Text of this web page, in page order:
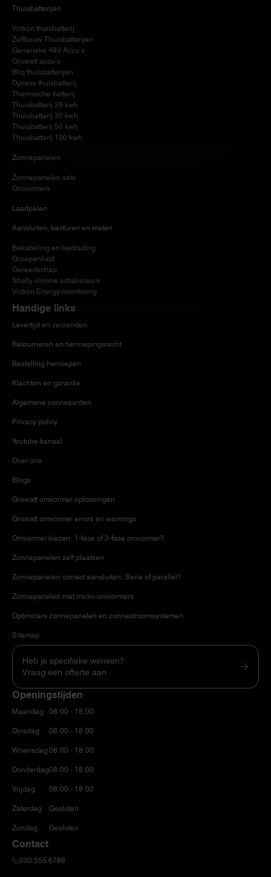
Thuisbatterijen
Victron thuisbatterij
Zelfbouw Thuisbatterijen
Generieke 48V Accu’s
Growatt accu’s
Bliq thuisbatterijen
Dyness thuisbatterij
Thermische batterij
Thuisbatterij 20 kwh
Thuisbatterij 30 kwh
Thuisbatterij 50 kwh
Thuisbatterij 100 kwh
Zonnepanelen
Zonnepanelen sets
Omvormers
Laadpalen
Aansluiten, besturen en meten
Bekabeling en bedrading
Groepenkast
Gereedschap
Shelly slimme schakelaars
Victron Energy monitoring
Handige links
Levertijd en verzenden
Retourneren en herroepingsrecht
Bestelling herroepen
Klachten en garantie
Algemene voorwaarden
Privacy policy
Youtube kanaal
Over ons
Blogs
Growatt omvormer oplossingen
Growatt omvormer errors en warnings
Omvormer kiezen: 1-fase of 3-fase omvormer?
Zonnepanelen zelf plaatsen
Zonnepanelen correct aansluiten: Serie of parallel?
Zonnepanelen met micro-omvormers
Optimizers zonnepanelen en zonnestroomsystemen
Sitemap
Heb je specifieke wensen?
Vraag een offerte aan
Openingstijden
Maandag
Dinsdag
Woensdag
Donderdag
Vrijdag
Zaterdag
Zondag
08:00 - 18:00
08:00 - 18:00
08:00 - 18:00
08:00 - 18:00
08:00 - 18:00
Gesloten
Gesloten
Contact
030 555 6788